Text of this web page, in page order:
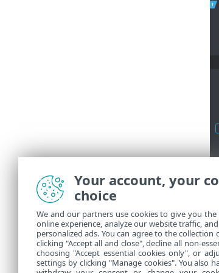
Your account, your
choice
We and our partners use cookies to give you
online experience, analyze our website traffic,
personalized ads. You can agree to the collection
clicking "Accept all and close", decline all non-
choosing "Accept essential cookies only", or
settings by clicking "Manage cookies". You also